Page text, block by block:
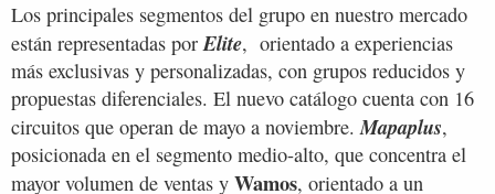
Los principales segmentos del grupo en nuestro mercado
están representadas porElite, orientado a experiencias
más exclusivas y personalizadas, con grupos reducidos y
propuestas diferenciales. El nuevo catálogo cuenta con 16
circuitos que operan de mayo a noviembre. Mapaplus,
posicionada en el segmento medio-alto, que concentra el
mayor volumen de ventas y Wamos, orientado a un